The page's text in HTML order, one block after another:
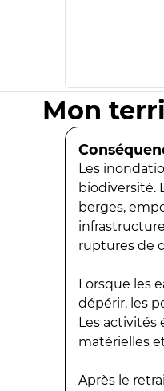
Mon
Les
biodiversité.
berges,
ruptures de
Lorsque les
dépérir, les
Les activités
matérielles
Après le